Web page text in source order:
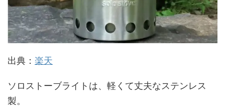
出典： 楽天
ソロストーブライトは、軽くて丈夫なステンレス
製。